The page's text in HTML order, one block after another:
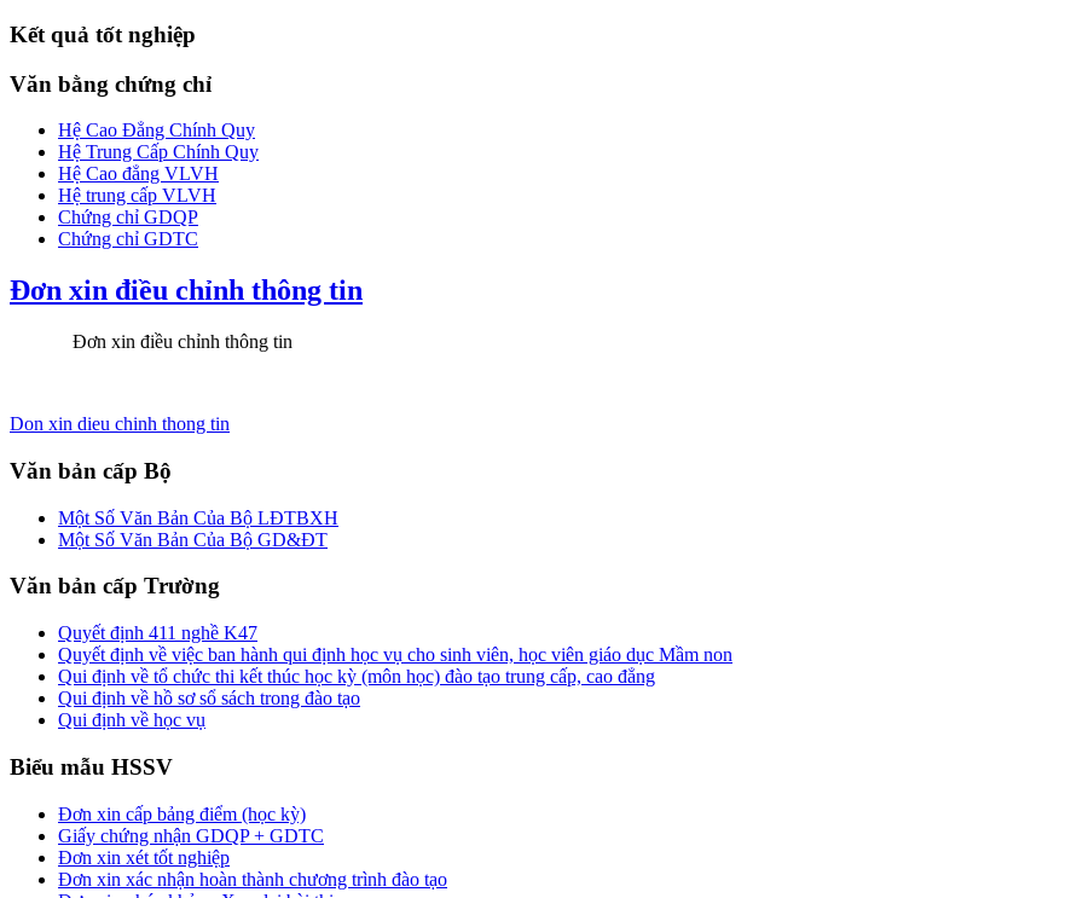
Kết quả tốt nghiệp
Văn bằng chứng chỉ
Hệ Cao Đẳng Chính Quy
Hệ Trung Cấp Chính Quy
Hệ Cao đẳng VLVH
Hệ trung cấp VLVH
Chứng chỉ GDQP
Chứng chỉ GDTC
Đơn xin điều chỉnh thông tin
Đơn xin điều chỉnh thông tin
Don xin dieu chinh thong tin
Văn bản cấp Bộ
Một Số Văn Bản Của Bộ LĐTBXH
Một Số Văn Bản Của Bộ GD&ĐT
Văn bản cấp Trường
Quyết định 411 nghề K47
Quyết định về việc ban hành qui định học vụ cho sinh viên, học viên giáo dục Mầm non
Qui định về tổ chức thi kết thúc học kỳ (môn học) đào tạo trung cấp, cao đẳng
Qui định về hồ sơ sổ sách trong đào tạo
Qui định về học vụ
Biểu mẫu HSSV
Đơn xin cấp bảng điểm (học kỳ)
Giấy chứng nhận GDQP + GDTC
Đơn xin xét tốt nghiệp
Đơn xin xác nhận hoàn thành chương trình đào tạo